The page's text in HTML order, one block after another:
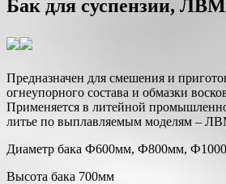
Бак для суспензии,
Предназначен для смешения и
огнеупорного состава и обмазки
Применяется в литейной
литье по выплавляемым моделям –
Диаметр бака Ф600мм, Ф800мм,
Высота бака 700мм